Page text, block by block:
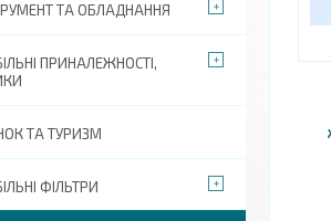
ТА ОБЛАДНАННЯ
ПРИНАЛЕЖНОСТІ,
ТА ТУРИЗМ
ФІЛЬТРИ